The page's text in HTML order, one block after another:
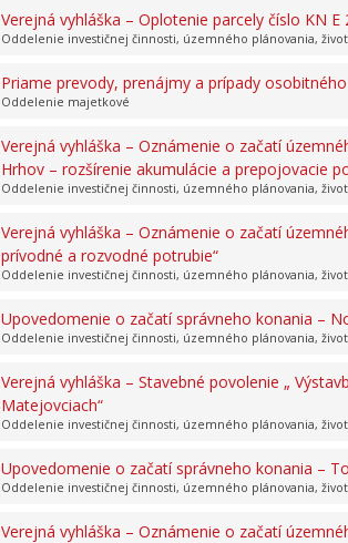
Verejná vyhláška – Oplotenie parcely číslo KN E
Oddelenie investičnej činnosti, územného plánovania,
Priame prevody, prenájmy a prípady
Oddelenie majetkové
Verejná vyhláška – Oznámenie o začatí
Hrhov – rozšírenie akumulácie a prepojovacie
Oddelenie investičnej činnosti, územného plánovania,
Verejná vyhláška – Oznámenie o začatí
prívodné a rozvodné potrubie“
Oddelenie investičnej činnosti, územného plánovania,
Upovedomenie o začatí správneho konania –
Oddelenie investičnej činnosti, územného plánovania,
Verejná vyhláška – Stavebné povolenie „
Matejovciach“
Oddelenie investičnej činnosti, územného plánovania,
Upovedomenie o začatí správneho konania –
Oddelenie investičnej činnosti, územného plánovania,
Verejná vyhláška – Oznámenie o začatí